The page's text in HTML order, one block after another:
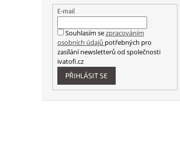
E-mail
Souhlasím sezpracováním
osobních údajů potřebných pro
zasílání newsletterů od společnosti
ivatofi.cz
PŘIHLÁSIT SE